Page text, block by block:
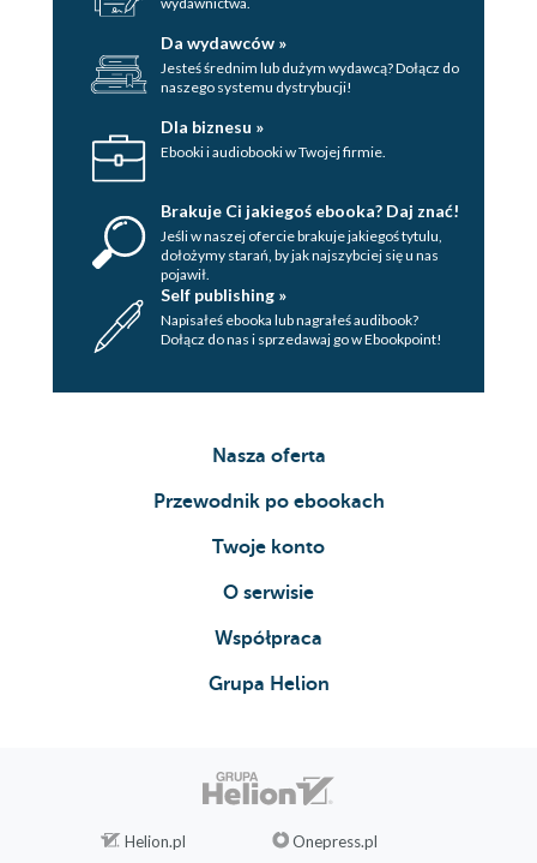
Da wydawców »
Jesteś średnim lub dużym wydawcą? Dołącz do
naszego systemu dystrybucji!
Dla biznesu »
Ebooki i audiobooki w Twojej firmie.
Brakuje Ci jakiegoś ebooka? Daj znać!
Jeśli w naszej ofercie brakuje jakiegoś tytulu,
dołożymy starań, by jak najszybciej się u nas
pojawił.
Self publishing »
Napisałeś ebooka lub nagrałeś audibook?
Dołącz do nas i sprzedawaj go w Ebookpoint!
Nasza oferta
Przewodnik po ebookach
Twoje konto
O serwisie
Współpraca
Grupa Helion
Helion.pl Onepress.pl